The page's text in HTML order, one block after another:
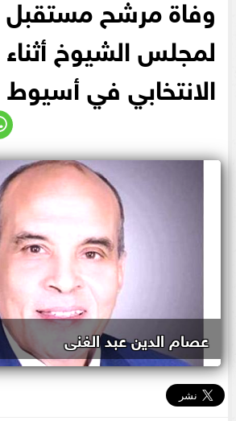
وفاة مرشح
لمجلس الشيوخ
الانتخابي في أسيوط
عصام الدين عبد الغنى